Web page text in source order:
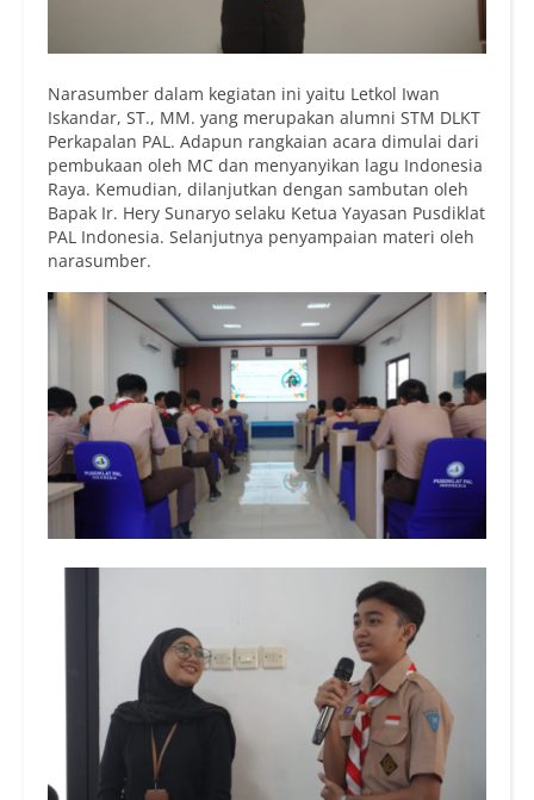
Narasumber dalam kegiatan ini yaitu Letkol Iwan
Iskandar, ST., MM. yang merupakan alumni STM DLKT
Perkapalan PAL. Adapun rangkaian acara dimulai dari
pembukaan oleh MC dan menyanyikan lagu Indonesia
Raya. Kemudian, dilanjutkan dengan sambutan oleh
Bapak Ir. Hery Sunaryo selaku Ketua Yayasan Pusdiklat
PAL Indonesia. Selanjutnya penyampaian materi oleh
narasumber.